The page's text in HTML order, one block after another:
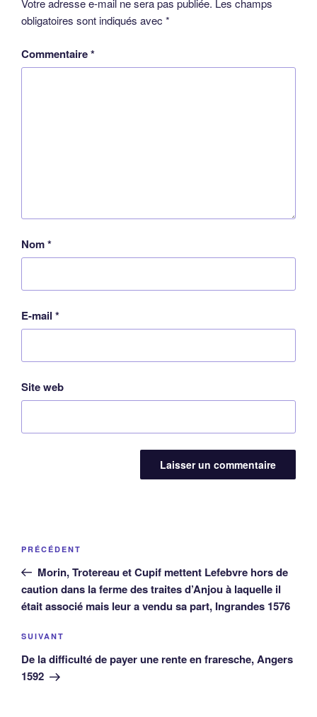
Votre adresse e-mail ne sera pas publiée. Les champs
obligatoires sont indiqués avec *
Commentaire*
Nom*
E-mail *
Site web
Navigation
l’article
Article
précédent
PRÉCÉDENT
Morin, Trotereau et Cupif mettent Lefebvre hors de
caution dans la ferme des traites d’Anjou à laquelle il
était associé mais leur a vendu sa part, Ingrandes 1576
Article
suivant
SUIVANT
De la difficulté de payer une rente en fraresche, Angers
1592